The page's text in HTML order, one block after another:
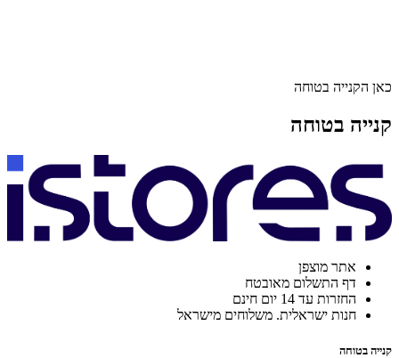
כאן הקנייה בטוחה
קנייה בטוחה
אתר מוצפן
דף התשלום מאובטח
החזרות עד 14 יום חינם
חנות ישראלית. משלוחים מישראל
קנייה בטוחה